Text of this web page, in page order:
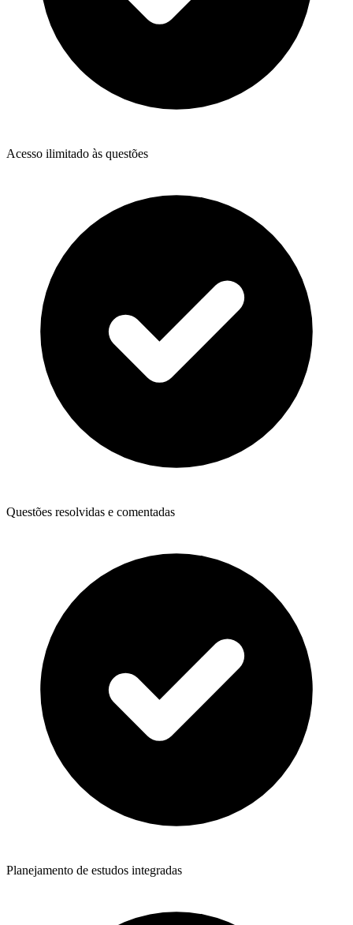
Acesso ilimitado às questões
Questões resolvidas e comentadas
Planejamento de estudos integradas